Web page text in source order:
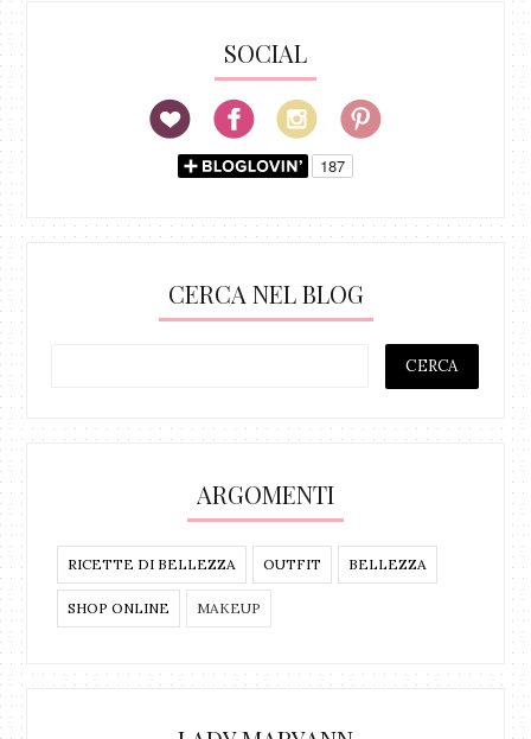
SOCIAL
CERCA NEL BLOG
ARGOMENTI
RICETTE DI BELLEZZA OUTFIT BELLEZZA
SHOP ONLINE MAKEUP